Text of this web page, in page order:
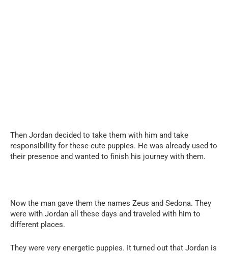
Then Jordan decided to take them with him and take
responsibility for these cute puppies. He was already used to
their presence and wanted to finish his journey with them.
Now the man gave them the names Zeus and Sedona. They
were with Jordan all these days and traveled with him to
different places.
They were very energetic puppies. It turned out that Jordan is